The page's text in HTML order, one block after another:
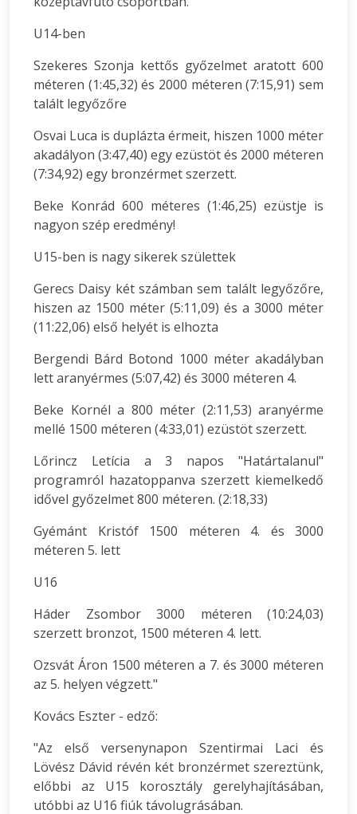
U14-ben
Szekeres Szonja kettős győzelmet aratott 600
méteren (1:45,32) és 2000 méteren (7:15,91) sem
talált legyőzőre
Osvai Luca is duplázta érmeit, hiszen 1000 méter
akadályon (3:47,40) egy ezüstöt és 2000 méteren
(7:34,92) egy bronzérmet szerzett.
Beke Konrád 600 méteres (1:46,25) ezüstje is
nagyon szép eredmény!
U15-ben is nagy sikerek születtek
Gerecs Daisy két számban sem talált legyőzőre,
hiszen az 1500 méter (5:11,09) és a 3000 méter
(11:22,06) első helyét is elhozta
Bergendi Bárd Botond 1000 méter akadályban
lett aranyérmes (5:07,42) és 3000 méteren 4.
Beke Kornél a 800 méter (2:11,53) aranyérme
mellé 1500 méteren (4:33,01) ezüstöt szerzett.
Lőrincz Letícia a 3 napos "Határtalanul"
programról hazatoppanva szerzett kiemelkedő
idővel győzelmet 800 méteren. (2:18,33)
Gyémánt Kristóf 1500 méteren 4. és 3000
méteren 5. lett
U16
Háder Zsombor 3000 méteren (10:24,03)
szerzett bronzot, 1500 méteren 4. lett.
Ozsvát Áron 1500 méteren a 7. és 3000 méteren
az 5. helyen végzett."
Kovács Eszter - edző:
"Az első versenynapon Szentirmai Laci és
Lövész Dávid révén két bronzérmet szereztünk,
előbbi az U15 korosztály gerelyhajításában,
utóbbi az U16 fiúk távolugrásában.